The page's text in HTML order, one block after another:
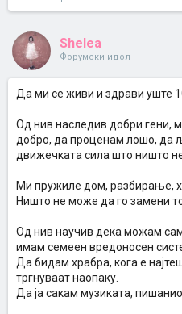
Shelea
Форумски идол
Да ми се живи и здрави уште
Од нив наследив добри гени,
добро, да проценам лошо, да
движечката сила што ништо
Ми пружиле дом, разбирање,
Ништо не може да го замени
Од нив научив дека можам
имам семеен вредоносен
Да бидам храбра, кога е
тргнуваат наопаку.
Да ја сакам музиката,